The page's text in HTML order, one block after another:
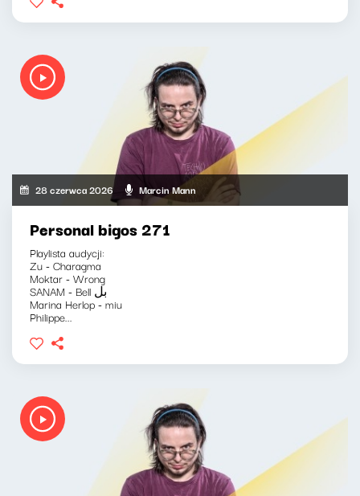
28 czerwca 2026 Marcin Mann
Personal bigos 271
Playlista audycji:
Zu - Charagma
Moktar - Wrong
SANAM - Bell بل
Marina Herlop - miu
Philippe...